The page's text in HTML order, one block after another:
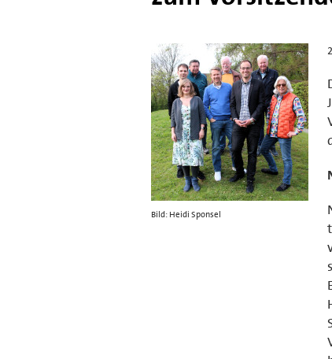
Bild: Heidi Sponsel